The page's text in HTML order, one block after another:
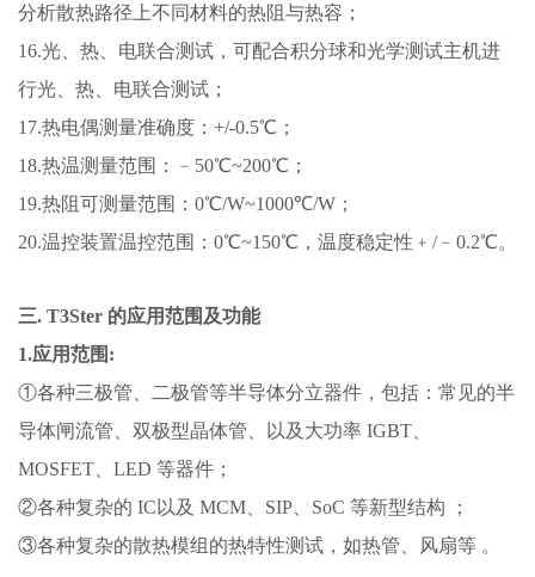
分析散热路径上不同材料的热阻与热容；
16.光、热、电联合测试，可配合积分球和光学测试主机进
行光、热、电联合测试；
17.热电偶测量准确度：+/-0.5℃；
18.热温测量范围：﹣50℃~200℃；
19.热阻可测量范围：0℃/W~1000℃/W；
20.温控装置温控范围：0℃~150℃，温度稳定性﹢/﹣0.2℃。
三. T3Ster 的应用范围及功能
1.应用范围 :
①各种三极管、二极管等半导体分立器件，包括：常见的半
导体闸流管、双极型晶体管、以及大功率 IGBT、
MOSFET、LED 等器件；
②各种复杂的 IC以及 MCM、SIP、SoC 等新型结构 ；
③各种复杂的散热模组的热特性测试，如热管、风扇等 。